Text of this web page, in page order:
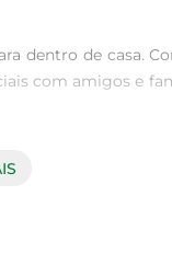
dentro de casa.
com amigos e